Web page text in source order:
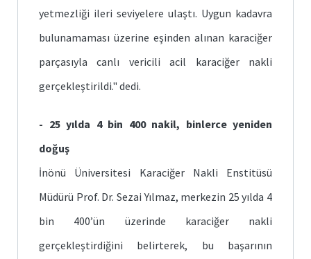
yetmezliği ileri seviyelere ulaştı. Uygun kadavra
bulunamaması üzerine eşinden alınan karaciğer
parçasıyla canlı vericili acil karaciğer nakli
gerçekleştirildi." dedi.
- 25 yılda 4 bin 400 nakil, binlerce yeniden
doğuş
İnönü Üniversitesi Karaciğer Nakli Enstitüsü
Müdürü Prof. Dr. Sezai Yılmaz, merkezin 25 yılda 4
bin 400’ün üzerinde karaciğer nakli
gerçekleştirdiğini belirterek, bu başarının